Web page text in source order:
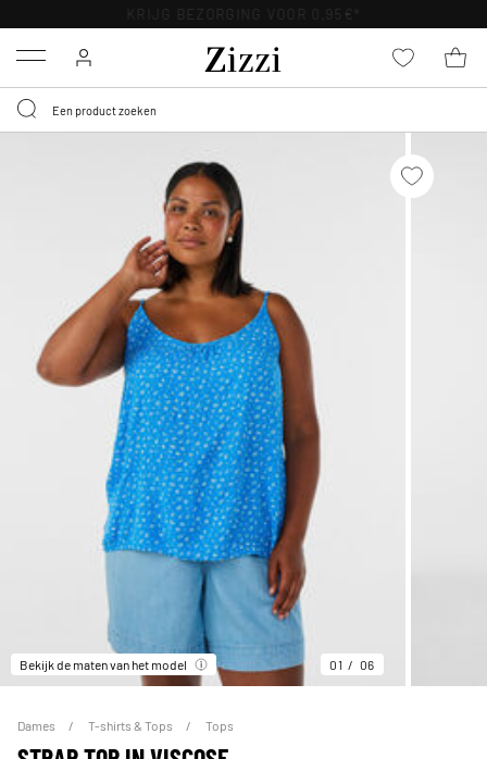
KRIJG BEZORGING VOOR 0,95€*
Menu
Bekijk de maten van het model 01 06
Dames T-shirts & Tops Tops